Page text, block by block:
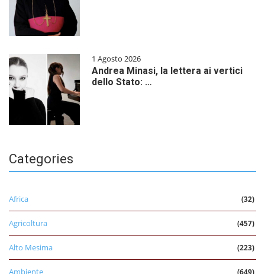
1 Agosto 2026
Andrea Minasi, la lettera ai vertici
dello Stato: …
Categories
Africa (32)
Agricoltura (457)
Alto Mesima (223)
Ambiente